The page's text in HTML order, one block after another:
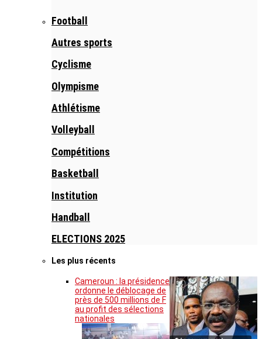
Football
Autres sports
Cyclisme
Olympisme
Athlétisme
Volleyball
Compétitions
Basketball
Institution
Handball
ELECTIONS 2025
Les plus récents
Cameroun : la présidence
ordonne le déblocage de
près de 500 millions de F
au profit des sélections
nationales